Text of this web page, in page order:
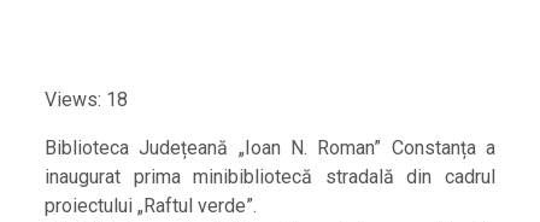
Views: 18
Biblioteca Județeană „Ioan N. Roman” Constanța a
inaugurat prima minibibliotecă stradală din cadrul
proiectului „Raftul verde”.